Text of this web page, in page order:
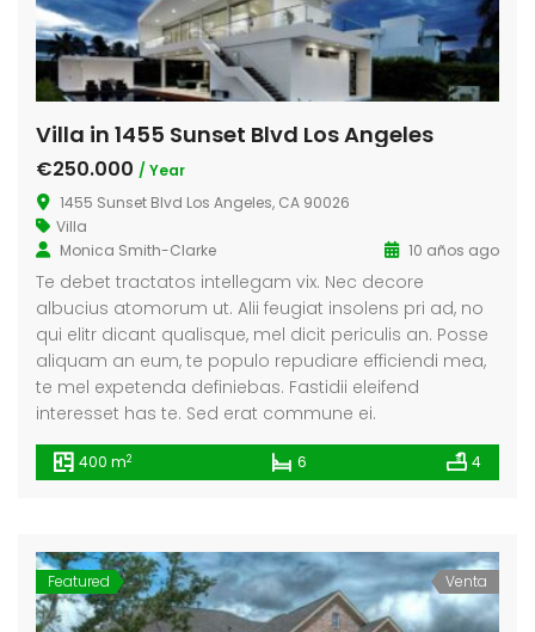
Villa in 1455 Sunset Blvd Los Angeles
€250.000 / Year
1455 Sunset Blvd Los Angeles, CA 90026
Villa
Monica Smith-Clarke
10 años ago
Te debet tractatos intellegam vix. Nec decore
albucius atomorum ut. Alii feugiat insolens pri ad, no
qui elitr dicant qualisque, mel dicit periculis an. Posse
aliquam an eum, te populo repudiare efficiendi mea,
te mel expetenda definiebas. Fastidii eleifend
interesset has te. Sed erat commune ei.
400 m2 6 4
Featured Venta